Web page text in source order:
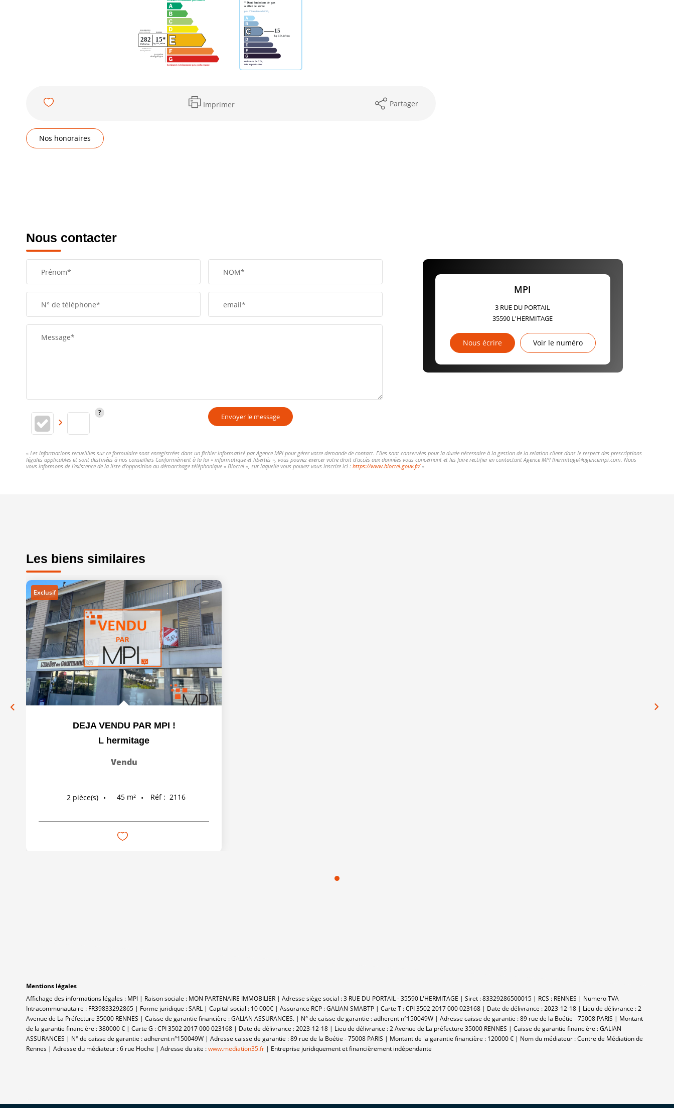
Imprimer Partager
Nos honoraires
Nous contacter
Prénom* NOM*
N° de téléphone* email*
Message*
Envoyer le message
MPI
3 RUE DU PORTAIL
35590 L'HERMITAGE
Nous écrire Voir le numéro
« Les informations recueillies sur ce formulaire sont enregistrées dans un fichier informatisé par Agence MPI pour gérer votre demande de contact. Elles sont conservées pour la durée nécessaire à la gestion de la relation client dans le respect des prescriptions
légales applicables et sont destinées à nos conseillers Conformément à la loi « informatique et libertés », vous pouvez exercer votre droit d'accès aux données vous concernant et les faire rectifier en contactant Agence MPI lhermitage@agencempi.com. Nous
vous informons de l'existence de la liste d'opposition au démarchage téléphonique « Bloctel », sur laquelle vous pouvez vous inscrire ici : https://www.bloctel.gouv.fr/»
Les biens similaires
Exclusif
DEJA VENDU PAR MPI !
L hermitage
Vendu
2 pièce(s) 45 m² Réf : 2116
Mentions légales
Affichage des informations légales : MPI | Raison sociale : MON PARTENAIRE IMMOBILIER | Adresse siège social : 3 RUE DU PORTAIL - 35590 L'HERMITAGE | Siret : 83329286500015 | RCS : RENNES | Numero TVA
Intracommunautaire : FR39833292865 | Forme juridique : SARL | Capital social : 10 000€ | Assurance RCP : GALIAN-SMABTP | Carte T : CPI 3502 2017 000 023168 | Date de délivrance : 2023-12-18 | Lieu de délivrance : 2
Avenue de La Préfecture 35000 RENNES | Caisse de garantie financière : GALIAN ASSURANCES. | N° de caisse de garantie : adherent n°150049W | Adresse caisse de garantie : 89 rue de la Boétie - 75008 PARIS | Montant
de la garantie financière : 380000 € | Carte G : CPI 3502 2017 000 023168 | Date de délivrance : 2023-12-18 | Lieu de délivrance : 2 Avenue de La préfecture 35000 RENNES | Caisse de garantie financière : GALIAN
ASSURANCES | N° de caisse de garantie : adherent n°150049W | Adresse caisse de garantie : 89 rue de la Boétie - 75008 PARIS | Montant de la garantie financière : 120000 € | Nom du médiateur : Centre de Médiation de
Rennes | Adresse du médiateur : 6 rue Hoche | Adresse du site :www.mediation35.fr | Entreprise juridiquement et financièrement indépendante